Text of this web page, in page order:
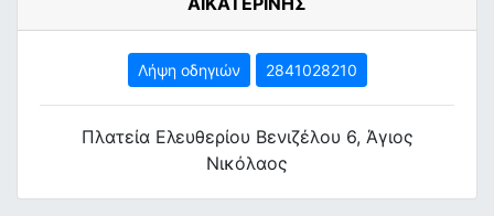
Λήψη οδηγιών 2841028210
Πλατεία Ελευθερίου Βενιζέλου 6, Άγιος
Νικόλαος